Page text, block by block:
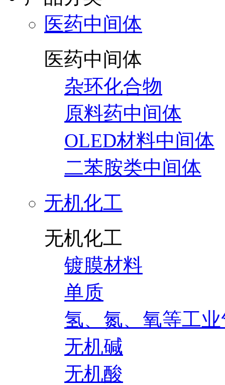
医药中间体
医药中间体
杂环化合物
原料药中间体
OLED材料中间体
二苯胺类中间体
无机化工
无机化工
镀膜材料
单质
氢、氮、氧等工
无机碱
无机酸